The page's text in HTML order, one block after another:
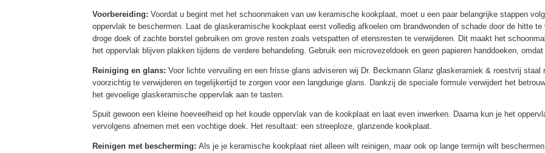
Voorbereiding: Voordat u begint met het schoonmaken van uw keramische kookplaat, moet u een paar belangrijke stappen
oppervlak te beschermen. Laat de glaskeramische kookplaat eerst volledig afkoelen om brandwonden of schade door de hitte
droge doek of zachte borstel gebruiken om grove resten zoals vetspatten of etensresten te verwijderen. Dit maakt het
het oppervlak blijven plakken tijdens de verdere behandeling. Gebruik een microvezeldoek en geen papieren handdoeken,
Reiniging en glans: Voor lichte vervuiling en een frisse glans adviseren wij Dr. Beckmann Glanz glaskeramiek & roestvrij staal
voorzichtig te verwijderen en tegelijkertijd te zorgen voor een langdurige glans. Dankzij de speciale formule verwijdert het
het gevoelige glaskeramische oppervlak aan te tasten.
Spuit gewoon een kleine hoeveelheid op het koude oppervlak van de kookplaat en laat even inwerken. Daarna kun je het
vervolgens afnemen met een vochtige doek. Het resultaat: een streeploze, glanzende kookplaat.
Reinigen met bescherming: Als je je keramische kookplaat niet alleen wilt reinigen, maar ook op lange termijn wilt